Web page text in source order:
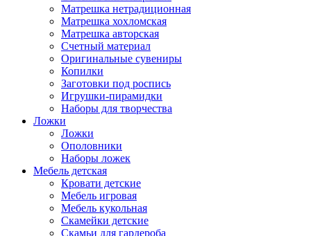
Матрешка нетрадиционная
Матрешка хохломская
Матрешка авторская
Счетный материал
Оригинальные сувениры
Копилки
Заготовки под роспись
Игрушки-пирамидки
Наборы для творчества
Ложки
Ложки
Ополовники
Наборы ложек
Мебель детская
Кровати детские
Мебель игровая
Мебель кукольная
Скамейки детские
Скамьи для гардероба